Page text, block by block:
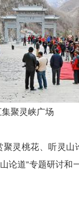
聚灵峡广场
聚灵桃花、听灵山
山论道”专题研讨